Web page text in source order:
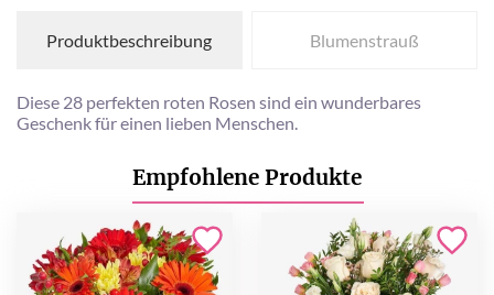
Produktbeschreibung Blumenstrauß
Diese 28 perfekten roten Rosen sind ein wunderbares
Geschenk für einen lieben Menschen.
Empfohlene Produkte